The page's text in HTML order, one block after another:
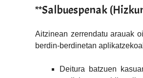
**Salbuespenak
Aitzinean zerrendatu arauak
berdin-berdinetan
Deitura batzuen